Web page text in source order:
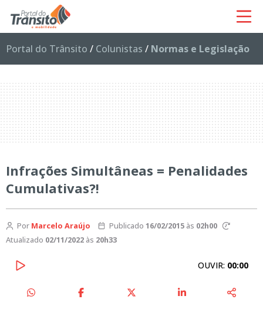
Portal do Trânsito / Colunistas / Normas e Legislação
Infrações Simultâneas = Penalidades
Cumulativas?!
Por Marcelo Araújo Publicado 16/02/2015às 02h00
Atualizado 02/11/2022 às 20h33
OUVIR: 00:00